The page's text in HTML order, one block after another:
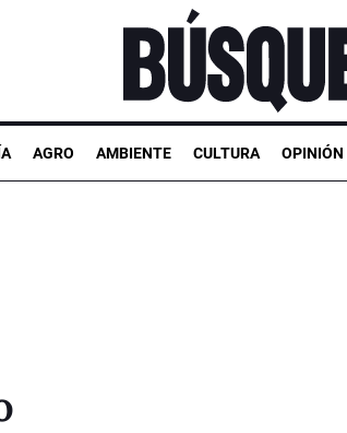
AGRO AMBIENTE CULTURA OPINIÓN